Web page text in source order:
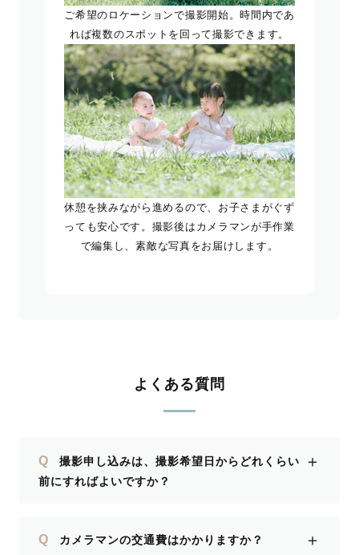
ご希望のロケーションで撮影開始。時間内であ
れば複数のスポットを回って撮影できます。
休憩を挟みながら進めるので、お子さまがぐず
っても安心です。撮影後はカメラマンが手作業
で編集し、素敵な写真をお届けします。
よくある質問
Q
撮影申し込みは、撮影希望日からどれくらい
前にすればよいですか？
＋
Q カメラマンの交通費はかかりますか？ ＋